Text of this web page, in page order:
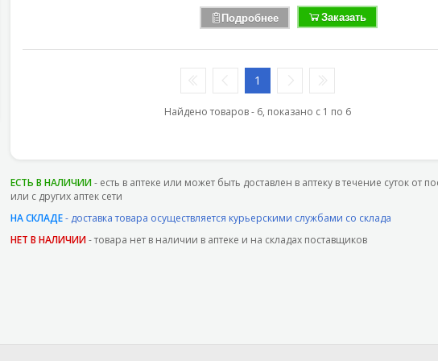
Подробнее Заказать
1
Найдено товаров - 6, показано с 1 по 6
ЕСТЬ В НАЛИЧИИ- есть в аптеке или может быть доставлен в аптеку в течение суток от
или с других аптек сети
НА СКЛАДЕ- доставка товара осуществляется курьерскими службами со склада
НЕТ В НАЛИЧИИ- товара нет в наличии в аптеке и на складах поставщиков